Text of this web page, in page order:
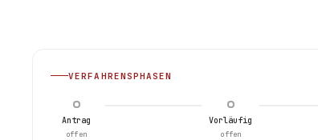
VERFAHRENSPHASEN
Antrag
offen
Vorläufig
offen